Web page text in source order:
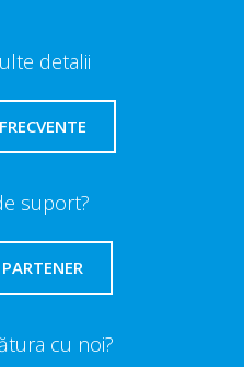
detalii
suport?
cu noi?